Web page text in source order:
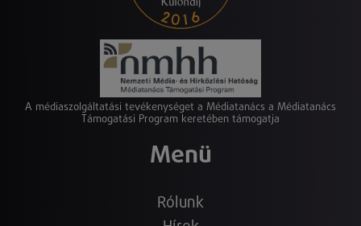
A médiaszolgáltatási tevékenységet a Médiatanács a Médiatanács
Támogatási Program keretében támogatja
Menü
Rólunk